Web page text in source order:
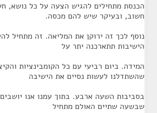
הכנסת מתחילים להגיש הצעה על כל נושא,
חשוב, ובעיקר שיש להם מכסה.
נוסף לכך זה ירוקן את המליאה. זה מתחיל
הישיבות תתארכנה יתר על
המידה. ביום רביעי עם כל הקומבינציות
שהשתדלנו לעשות נסיים את הישיבה
בסביבות השעה ארבע. בתוך עמנו אנו יושבים
שבשעה שתיים האולם מתחיל